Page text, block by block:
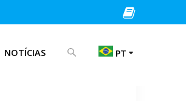
NOTÍCIAS PROCURAR POR:
PT